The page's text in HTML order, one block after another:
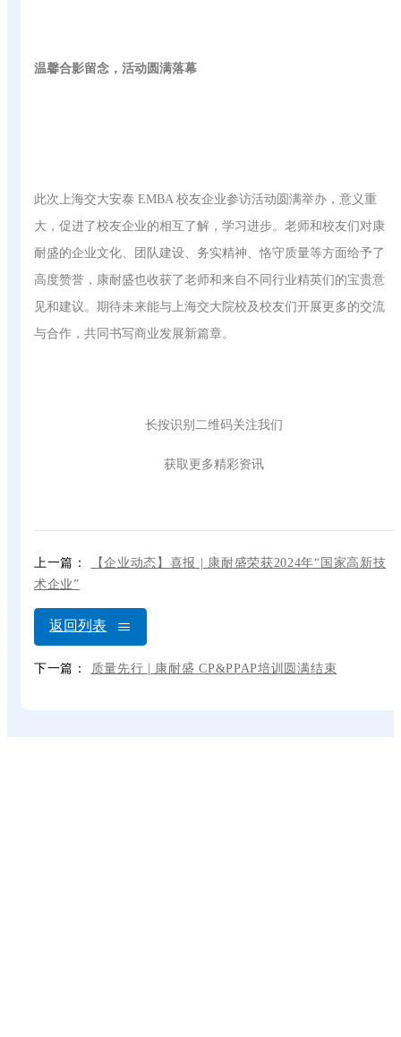
温馨合影留念，活动圆满落幕
此次上海交大安泰 EMBA 校友企业参访活动圆满举办，意义重
大，促进了校友企业的相互了解，学习进步。老师和校友们对康
耐盛的企业文化、团队建设、务实精神、恪守质量等方面给予了
高度赞誉，康耐盛也收获了老师和来自不同行业精英们的宝贵意
见和建议。期待未来能与上海交大院校及校友们开展更多的交流
与合作，共同书写商业发展新篇章。
长按识别二维码关注我们
获取更多精彩资讯
上一篇：
【企业动态】喜报 | 康耐盛荣获2024年“国家高新技
术企业”
返回列表
下一篇： 质量先行 | 康耐盛 CP&PPAP培训圆满结束